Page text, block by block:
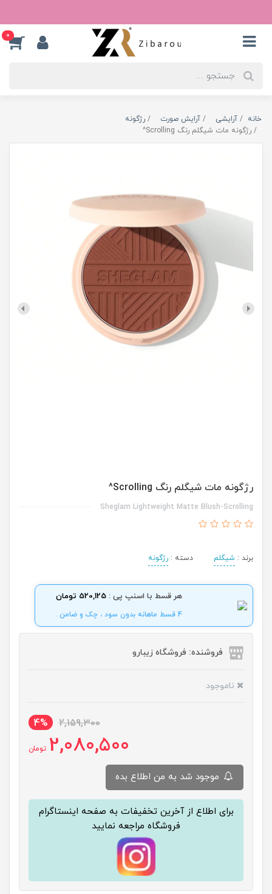
0
خانه آرایشی آرایش صورت
رژگونه
رژگونه مات شیگلم رنگ Scrolling^
رژگونه مات شیگلم رنگ Scrolling^
Sheglam Lightweight Matte Blush-Scrolling
برند : شیگلم دسته : رژگونه
هر قسط با اسنپ پی : 520,125 تومان
4 قسط ماهانه بدون سود ، چک و ضامن .
فروشنده: فروشگاه زیبارو
ناموجود
2,159,300
4%
2,080,500 تومان
برای اطلاع از آخرین تخفیفات به صفحه اینستاگرام
فروشگاه مراجعه نمایید